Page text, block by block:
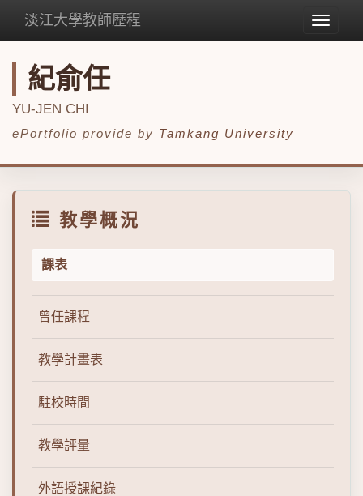
Toggle
淡江大學教師歷程
紀俞任
YU-JEN CHI
ePortfolio provide by Tamkang University
教學概況
課表
曾任課程
教學計畫表
駐校時間
教學評量
外語授課紀錄